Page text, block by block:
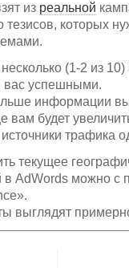
из реальной
тезисов, которых
(1-2 из
вас успешными.
информации вы
вам будет
трафика
текущее
в AdWords можно с
выглядят